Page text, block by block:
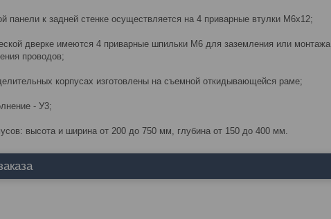
панели к задней стенке осуществляется на 4 приварные втулки М6х12;
дверке имеются 4 приварные шпильки М6 для заземления или монтажа
проводов;
корпусах изготовлены на съемной откидывающейся раме;
- У3;
высота и ширина от 200 до 750 мм, глубина от 150 до 400 мм.